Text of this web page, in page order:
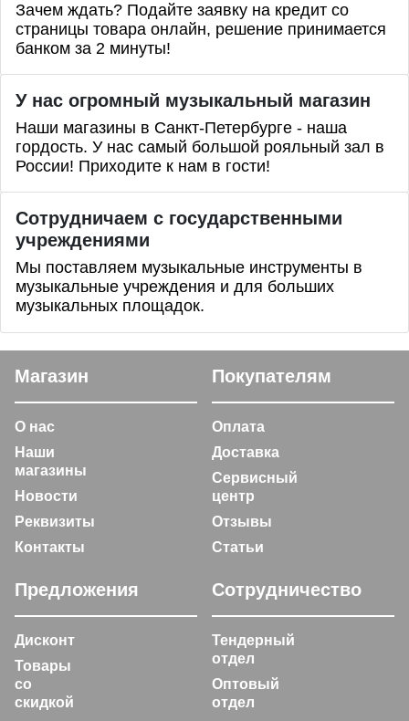
Зачем ждать? Подайте заявку на кредит со
страницы товара онлайн, решение принимается
банком за 2 минуты!
У нас огромный музыкальный магазин
Наши магазины в Санкт-Петербурге - наша
гордость. У нас самый большой рояльный зал в
России! Приходите к нам в гости!
Сотрудничаем с государственными
учреждениями
Мы поставляем музыкальные инструменты в
музыкальные учреждения и для больших
музыкальных площадок.
Магазин
О нас
Наши
магазины
Новости
Реквизиты
Контакты
Покупателям
Оплата
Доставка
Сервисный
центр
Отзывы
Статьи
Предложения
Дисконт
Товары
со
скидкой
Сотрудничество
Тендерный
отдел
Оптовый
отдел